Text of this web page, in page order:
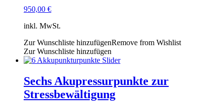
950,00 €
inkl. MwSt.
Zur Wunschliste hinzufügenRemove from Wishlist
Zur Wunschliste hinzufügen
Sechs Akupressurpunkte zur
Stressbewältigung